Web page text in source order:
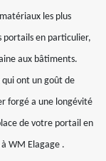
les plus
portails en particulier,
aux bâtiments.
qui ont un goût de
forgé a une longévité
de votre portail en
WM Elagage .